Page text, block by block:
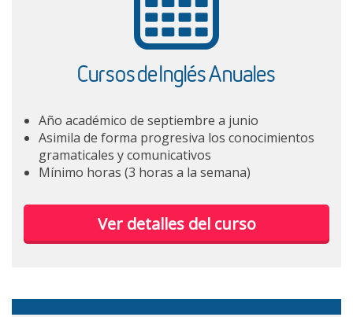
Cursos de Inglés Anuales
Año académico de septiembre a junio
Asimila de forma progresiva los conocimientos
gramaticales y comunicativos
Mínimo horas (3 horas a la semana)
Ver detalles del curso